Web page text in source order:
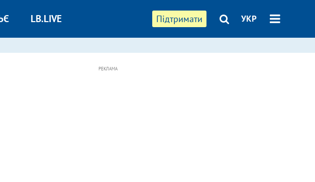
Підтримати УКР
LB.LIVE
РЕКЛАМА